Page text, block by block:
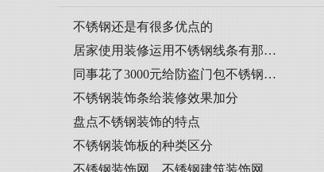
不锈钢还是有很多优点的
居家使用装修运用不锈钢线条有那…
同事花了3000元给防盗门包不锈钢…
不锈钢装饰条给装修效果加分
盘点不锈钢装饰的特点
不锈钢装饰板的种类区分
不锈钢装饰网、不锈钢建筑装饰网…